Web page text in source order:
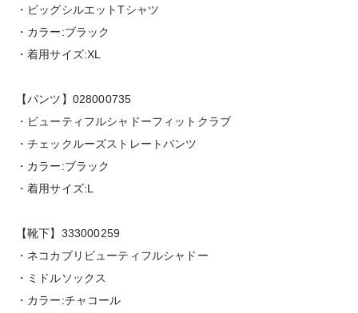
・ビッグシルエットTシャツ
・カラー:ブラック
・着用サイズ:XL
【パンツ】028000735
・ビューティフルシャドーフィットクラブ
・チェックルーズストレートパンツ
・カラー:ブラック
・着用サイズ:L
【靴下】333000259
・ネコカブリビューティフルシャドー
・ミドルソックス
・カラー:チャコール